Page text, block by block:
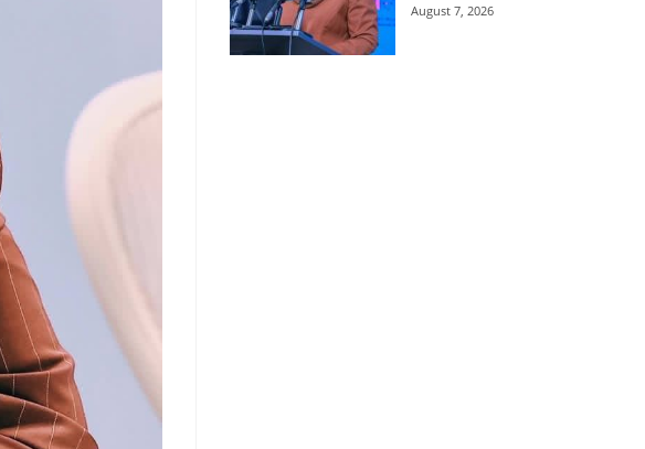
August 7, 2026